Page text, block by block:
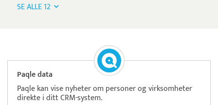
SE ALLE 12
Paqle data
Paqle kan vise nyheter om personer og virksomheter
direkte i ditt CRM-system.